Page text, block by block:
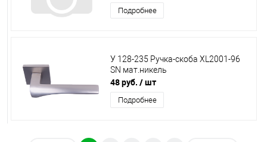
Подробнее
У 128-235 Ручка-скоба XL2001-96
SN мат.никель
48 руб. / шт
Подробнее